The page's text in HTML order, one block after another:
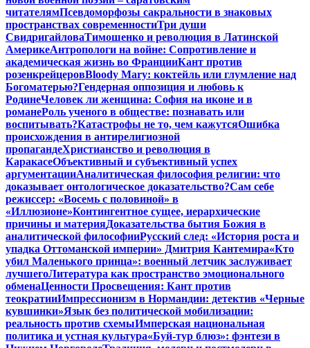
читателямПсевдоморфозы сакральности в знаковых
пространствах современностиТри души
СвидригайловаТимошенко и революция в Латинской
АмерикеАнтропологи на войне: Сопротивление и
академическая жизнь во ФранцииКант против
розенкрейцеровBloody Mary: коктейль или глумление над
Богоматерью?Гендерная оппозиция и любовь к
РодинеЧеловек ли женщина: София на иконе и в
романеРоль ученого в обществе: познавать или
воспитывать?Катастрофы не то, чем кажутсяОшибка
происхождения в антирелигиозной
пропагандеХристианство и революция в
КаракасеОбъективный и субъективный успех
аргументацииАналитическая философия религии: что
доказывает онтологическое доказательство?Сам себе
режиссер: «Восемь с половиной» в
«Иллюзионе»Контингентное сущее, иерархические
причины и материяДоказательства бытия Божия в
аналитической философииРусский след: «История роста и
упадка Оттоманской империи» Дмитрия Кантемира«Кто
убил Маленького принца»: военный летчик заслуживает
лучшегоЛитература как пространство эмоционального
обменаЦенности Просвещения: Кант против
теократииИмпрессионизм в Нормандии: детектив «Черные
кувшинки»Язык без политической мобилизации:
реальность против схемыИмперская национальная
политика и устная культура«Буй-тур блюз»: фэнтези в